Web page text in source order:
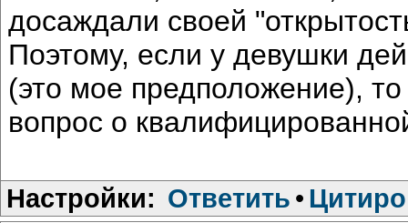
досаждали своей
Поэтому, если у девушки
(это мое предположение),
вопрос о
Настройки: Ответить •